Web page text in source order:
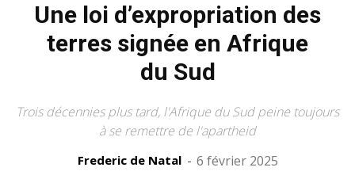
Une loi d’expropriation des
terres signée en Afrique
du Sud
Trois décennies plus tard, l'Afrique du Sud peine toujours
à se remettre de l'apartheid
Frederic de Natal - 6 février 2025